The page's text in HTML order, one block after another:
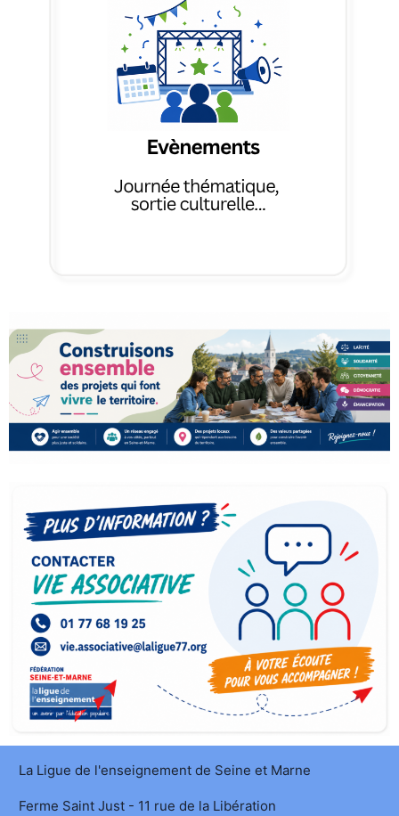
La Ligue de l'enseignement de Seine et Marne
Ferme Saint Just - 11 rue de la Libération